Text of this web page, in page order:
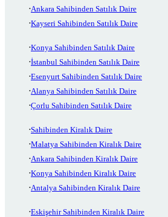
Ankara Sahibinden Satılık Daire
Kayseri Sahibinden Satılık Daire
Konya Sahibinden Satılık Daire
İstanbul Sahibinden Satılık Daire
Esenyurt Sahibinden Satılık Daire
Alanya Sahibinden Satılık Daire
Çorlu Sahibinden Satılık Daire
Sahibinden Kiralık Daire
Malatya Sahibinden Kiralık Daire
Ankara Sahibinden Kiralık Daire
Konya Sahibinden Kiralık Daire
Antalya Sahibinden Kiralık Daire
Eskişehir Sahibinden Kiralık Daire